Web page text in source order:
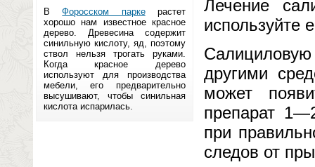
ВФоросском паркерастет
хорошо нам известное красное
дерево. Древесина содержит
синильную кислоту, яд, поэтому
ствол нельзя трогать руками.
Когда красное дерево
используют для производства
мебели, его предварительно
высушивают, чтобы синильная
кислота испарилась.
Лечение
используйте
другими
может
препарат
при
следов от